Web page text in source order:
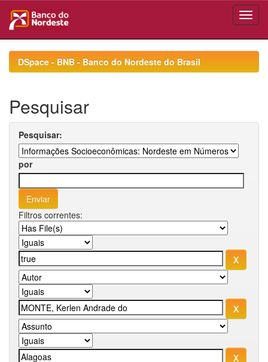
navigationDSpace - BNB - Banco do Nordeste do Brasil
Pesquisar
Pesquisar:
por
Filtros correntes: